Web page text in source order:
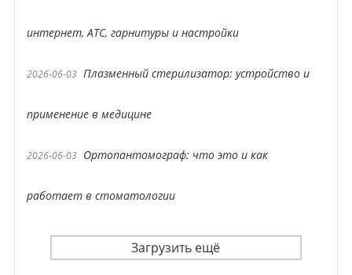
интернет, АТС, гарнитуры и настройки
2026-06-03 Плазменный стерилизатор: устройство и
применение в медицине
2026-06-03 Ортопантомограф: что это и как
работает в стоматологии
Загрузить ещё